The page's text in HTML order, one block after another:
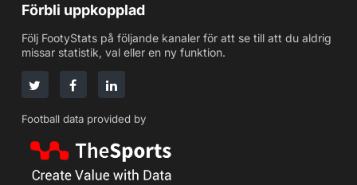
Förbli uppkopplad
Följ FootyStats på följande kanaler för att se till att du aldrig
missar statistik, val eller en ny funktion.
Football data provided by